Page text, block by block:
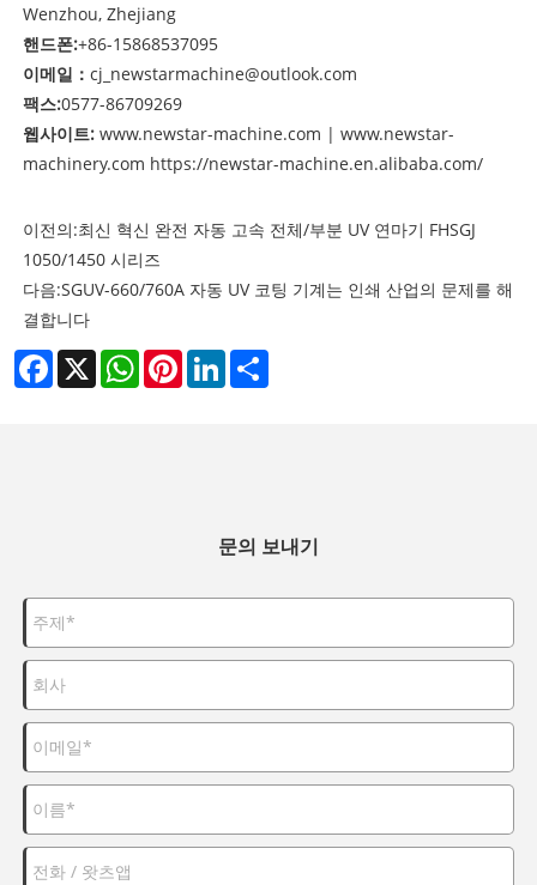
Wenzhou, Zhejiang
핸드폰:+86-15868537095
이메일 ： cj_newstarmachine@outlook.com
팩스:0577-86709269
웹사이트: www.newstar-machine.com | www.newstar-
machinery.com https://newstar-machine.en.alibaba.com/
이전의:최신 혁신 완전 자동 고속 전체/부분 UV 연마기 FHSGJ
1050/1450 시리즈
다음:SGUV-660/760A 자동 UV 코팅 기계는 인쇄 산업의 문제를 해
결합니다
Facebook
X WhatsAppPinterestLinkedIn
문의 보내기